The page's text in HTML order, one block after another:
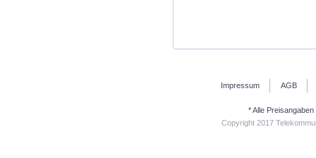
Impressum AGB
* Alle
Copyright 2017